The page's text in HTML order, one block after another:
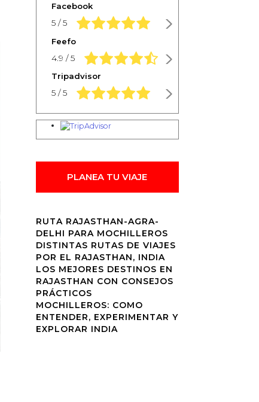
Facebook
5 / 5 5,0 rating based on 1.234 ratings
Feefo
4.9 / 5 4,9 rating based on 1.234 ratings
Tripadvisor
5 / 5 5,0 rating based on 1.234 ratings
PLANEA TU VIAJE
RUTA RAJASTHAN-AGRA-
DELHI PARA MOCHILLEROS
DISTINTAS RUTAS DE VIAJES
POR EL RAJASTHAN, INDIA
LOS MEJORES DESTINOS EN
RAJASTHAN CON CONSEJOS
PRÁCTICOS
MOCHILLEROS: COMO
ENTENDER, EXPERIMENTAR Y
EXPLORAR INDIA